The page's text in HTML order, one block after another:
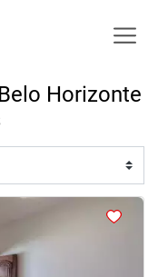
Horizonte